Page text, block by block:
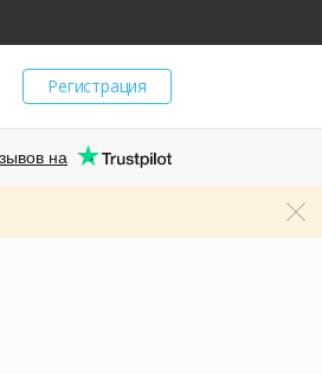
Регистрация
на